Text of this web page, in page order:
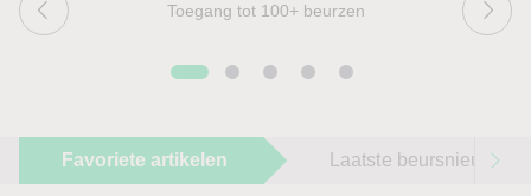
Toegang tot 100+ beurzen
Favoriete artikelen Laatste beursnieuws